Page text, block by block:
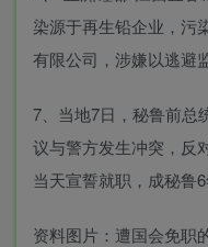
染源于再生铅企业，污
有限公司，涉嫌以逃避
7、当地7日，秘鲁前总
议与警方发生冲突，反
当天宣誓就职，成秘鲁
资料图片：遭国会免职